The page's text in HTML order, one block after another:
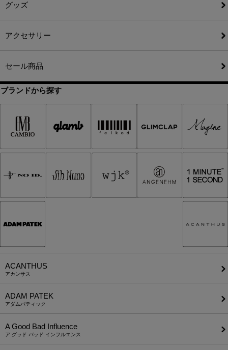
グッズ
アクセサリー
セール商品
ブランドから探す
ACANTHUS
アカンサス
ADAM PATEK
アダムパティック
A Good Bad Influence
ア グッド バッド インフルエンス